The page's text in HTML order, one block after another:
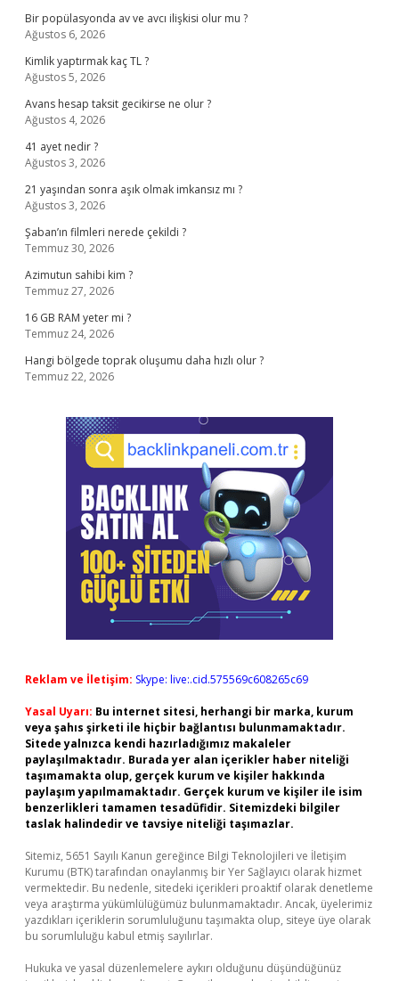
Bir popülasyonda av ve avcı ilişkisi olur mu ?
Ağustos 6, 2026
Kimlik yaptırmak kaç TL ?
Ağustos 5, 2026
Avans hesap taksit gecikirse ne olur ?
Ağustos 4, 2026
41 ayet nedir ?
Ağustos 3, 2026
21 yaşından sonra aşık olmak imkansız mı ?
Ağustos 3, 2026
Şaban’ın filmleri nerede çekildi ?
Temmuz 30, 2026
Azimutun sahibi kim ?
Temmuz 27, 2026
16 GB RAM yeter mi ?
Temmuz 24, 2026
Hangi bölgede toprak oluşumu daha hızlı olur ?
Temmuz 22, 2026
Reklam ve İletişim: Skype: live:.cid.575569c608265c69
Yasal Uyarı: Bu internet sitesi, herhangi bir marka, kurum
veya şahıs şirketi ile hiçbir bağlantısı bulunmamaktadır.
Sitede yalnızca kendi hazırladığımız makaleler
paylaşılmaktadır. Burada yer alan içerikler haber niteliği
taşımamakta olup, gerçek kurum ve kişiler hakkında
paylaşım yapılmamaktadır. Gerçek kurum ve kişiler ile isim
benzerlikleri tamamen tesadüfidir. Sitemizdeki bilgiler
taslak halindedir ve tavsiye niteliği taşımazlar.
Sitemiz, 5651 Sayılı Kanun gereğince Bilgi Teknolojileri ve İletişim
Kurumu (BTK) tarafından onaylanmış bir Yer Sağlayıcı olarak hizmet
vermektedir. Bu nedenle, sitedeki içerikleri proaktif olarak denetleme
veya araştırma yükümlülüğümüz bulunmamaktadır. Ancak, üyelerimiz
yazdıkları içeriklerin sorumluluğunu taşımakta olup, siteye üye olarak
bu sorumluluğu kabul etmiş sayılırlar.
Hukuka ve yasal düzenlemelere aykırı olduğunu düşündüğünüz